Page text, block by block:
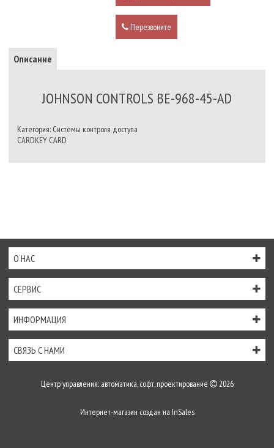
Перезвоните
Описание
JOHNSON CONTROLS BE-968-45-AD
Категория: Системы контроля доступа
CARDKEY CARD
О НАС
СЕРВИС
ИНФОРМАЦИЯ
СВЯЗЬ С НАМИ
Центр управления: автоматика, софт, проектирование 2026
Интернет-магазин создан на InSales